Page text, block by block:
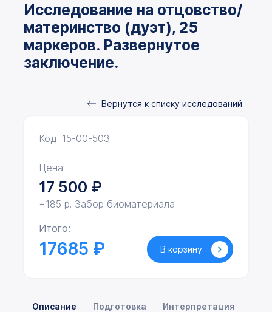
Исследование на отцовство/
материнство (дуэт), 25
маркеров. Развернутое
заключение.
Вернутся к списку исследований
Описание Подготовка Интерпретация
Код: 15-00-503
Цена:
17 500 ₽
+185 р. Забор биоматериала
Итого:
17685 ₽ В корзину